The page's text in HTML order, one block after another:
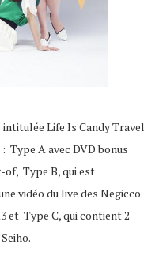
Life Is Candy Travel
Type A avec DVD bonus
Type B, qui est
vidéo du live des Negicco
et Type C, qui contient 2